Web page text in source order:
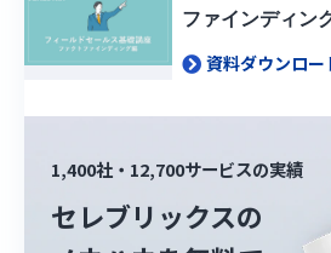
ファインディン
資料ダウンロー
1,400社・12,700サービスの実績
セレブリックスの